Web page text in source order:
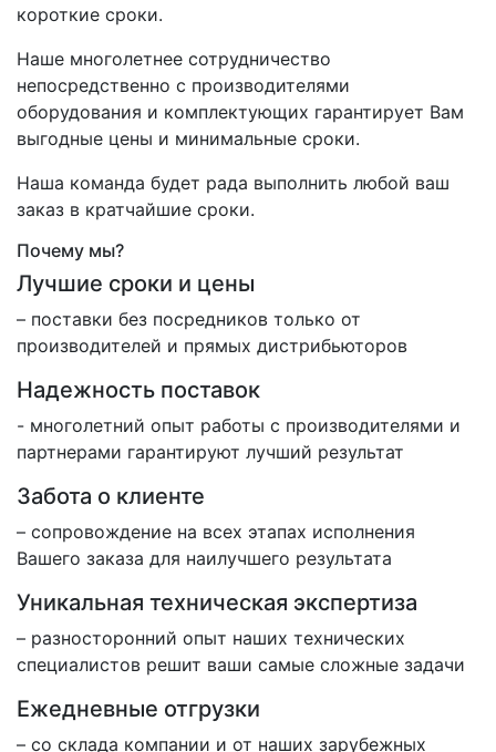
короткие сроки.
Наше многолетнее сотрудничество
непосредственно с производителями
оборудования и комплектующих гарантирует Вам
выгодные цены и минимальные сроки.
Наша команда будет рада выполнить любой ваш
заказ в кратчайшие сроки.
Почему мы?
Лучшие сроки и цены
– поставки без посредников только от
производителей и прямых дистрибьюторов
Надежность поставок
- многолетний опыт работы с производителями и
партнерами гарантируют лучший результат
Забота о клиенте
– сопровождение на всех этапах исполнения
Вашего заказа для наилучшего результата
Уникальная техническая экспертиза
– разносторонний опыт наших технических
специалистов решит ваши самые сложные задачи
Ежедневные отгрузки
– со склада компании и от наших зарубежных